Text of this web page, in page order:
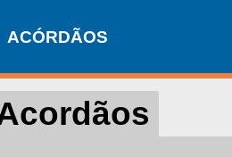
ACÓRDÃOS